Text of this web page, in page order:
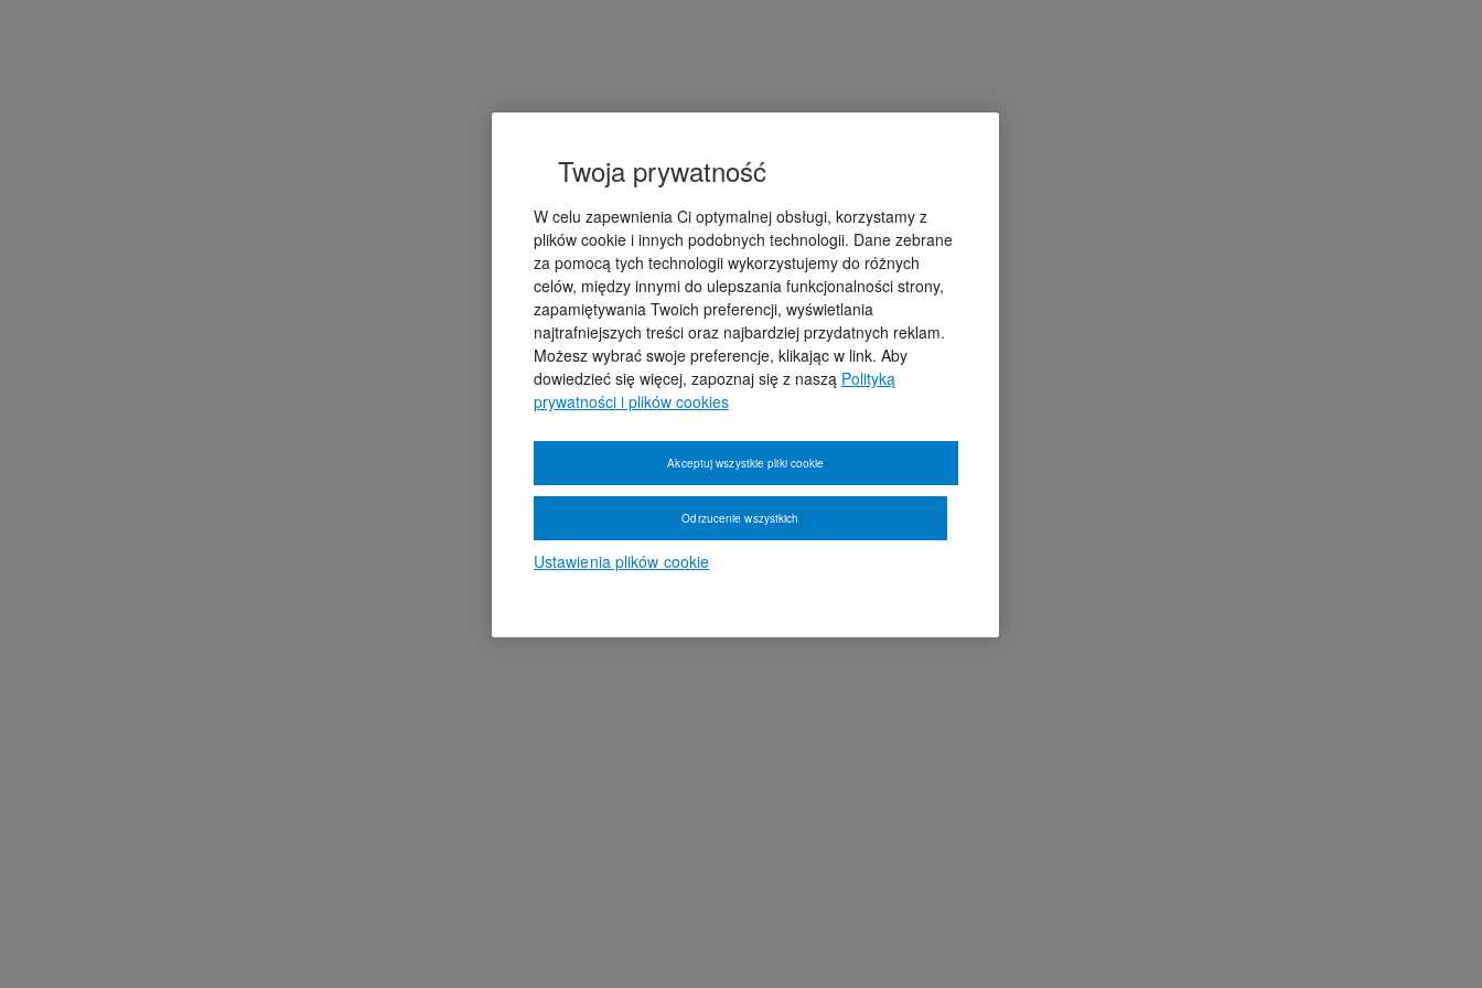
Twoja prywatność
W celu zapewnienia Ci optymalnej obsługi, korzystamy z
plików cookie i innych podobnych technologii. Dane zebrane
za pomocą tych technologii wykorzystujemy do różnych
celów, między innymi do ulepszania funkcjonalności strony,
zapamiętywania Twoich preferencji, wyświetlania
najtrafniejszych treści oraz najbardziej przydatnych reklam.
Możesz wybrać swoje preferencje, klikając w link. Aby
dowiedzieć się więcej, zapoznaj się z naszą Polityką
prywatności i plików cookies
Ustawienia plików cookie
Odrzucenie wszystkich
Akceptuj wszystkie pliki cookie